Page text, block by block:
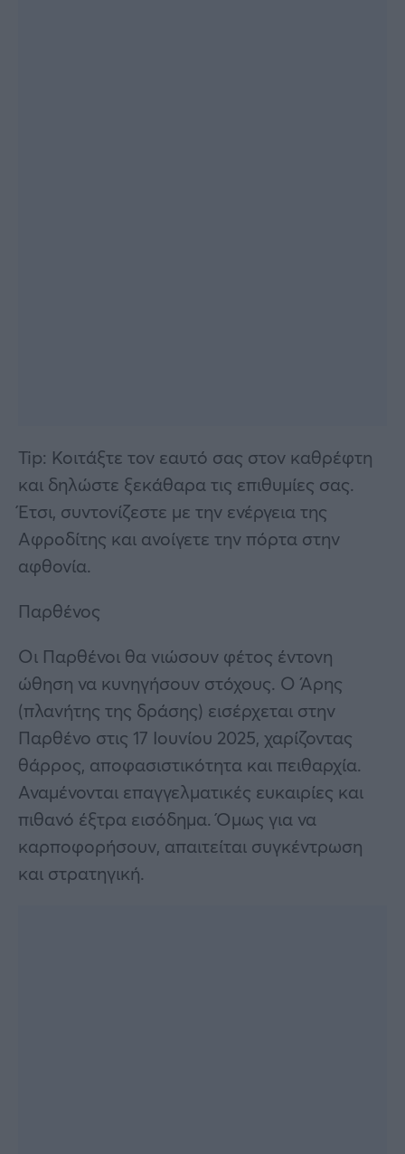
Tip: Κοιτάξτε τον εαυτό σας στον καθρέφτη
και δηλώστε ξεκάθαρα τις επιθυμίες σας.
Έτσι, συντονίζεστε με την ενέργεια της
Αφροδίτης και ανοίγετε την πόρτα στην
αφθονία.
Παρθένος
Οι Παρθένοι θα νιώσουν φέτος έντονη
ώθηση να κυνηγήσουν στόχους. Ο Άρης
(πλανήτης της δράσης) εισέρχεται στην
Παρθένο στις 17 Ιουνίου 2025, χαρίζοντας
θάρρος, αποφασιστικότητα και πειθαρχία.
Αναμένονται επαγγελματικές ευκαιρίες και
πιθανό έξτρα εισόδημα. Όμως για να
καρποφορήσουν, απαιτείται συγκέντρωση
και στρατηγική.